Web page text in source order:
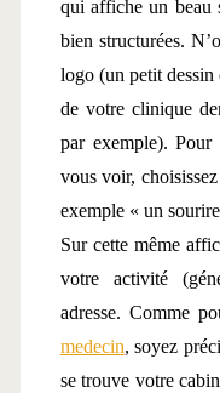
qui affiche un beau
bien structurées.
logo (un petit
de votre clinique
par exemple).
vous voir,
exemple « un
Sur cette même
votre activité
adresse. Comme
medecin, soyez
se trouve votre